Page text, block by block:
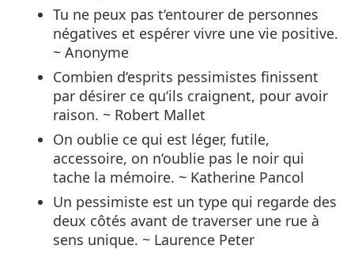
Tu ne peux pas t‘entourer de personnes
négatives et espérer vivre une vie positive.
~ Anonyme
Combien d‘esprits pessimistes finissent
par désirer ce qu‘ils craignent, pour avoir
raison. ~ Robert Mallet
On oublie ce qui est léger, futile,
accessoire, on n‘oublie pas le noir qui
tache la mémoire. ~ Katherine Pancol
Un pessimiste est un type qui regarde des
deux côtés avant de traverser une rue à
sens unique. ~ Laurence Peter